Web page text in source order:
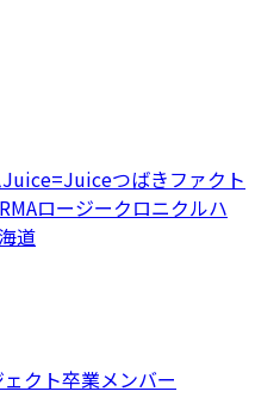
Juice=Juiceつばきファクト
ロージークロニクルハ
道
クト卒業メンバー